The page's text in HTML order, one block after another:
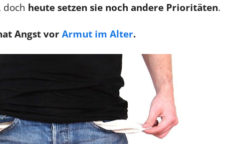
doch heute setzen sie noch andere Prioritäten.
Angst vor Armut im Alter.